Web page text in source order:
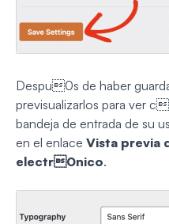
Despu0s de haber
previsualizarlos para ver
bandeja de entrada de su
en el enlace Vista previa
electr0nico.